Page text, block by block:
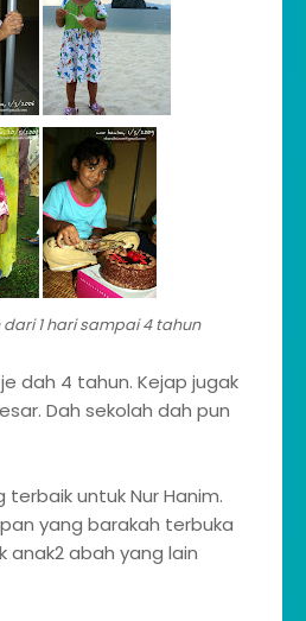
1 hari sampai 4 tahun
dah 4 tahun. Kejap jugak
Dah sekolah dah pun
untuk Nur Hanim.
yang barakah terbuka
anak2 abah yang lain